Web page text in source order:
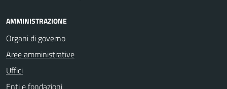
AMMINISTRAZIONE
Organi di governo
Aree amministrative
Uffici
Enti e fondazioni